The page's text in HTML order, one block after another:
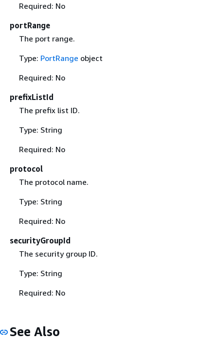
Required: No
portRange
The port range.
Type: PortRange object
Required: No
prefixListId
The prefix list ID.
Type: String
Required: No
protocol
The protocol name.
Type: String
Required: No
securityGroupId
The security group ID.
Type: String
Required: No
See Also